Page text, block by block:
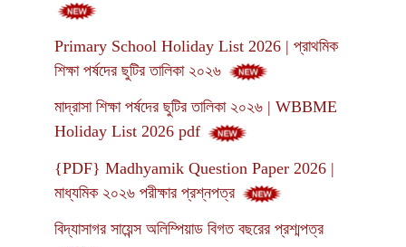
Primary School Holiday List 2026 | প্রাথমিক
শিক্ষা পর্ষদের ছুটির তালিকা ২০২৬
মাদ্রাসা শিক্ষা পর্ষদের ছুটির তালিকা ২০২৬ | WBBME
Holiday List 2026 pdf
{PDF} Madhyamik Question Paper 2026 |
মাধ্যমিক ২০২৬ পরীক্ষার প্রশ্নপত্র
বিদ্যাসাগর সায়েন্স অলিম্পিয়াড বিগত বছরের প্রশ্মপত্র